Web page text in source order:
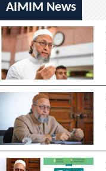
AIMIM News